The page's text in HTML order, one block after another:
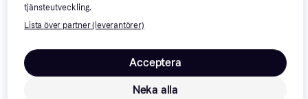
SanDisk Extreme
microSDXC Class
A2 190/90MB/s
128GB +SD
Adapter
Pro microSDXC
U3 V30 A2
200/90MB/s
128GB
200/90MB/s
tjänsteutveckling.
Lista över partner (leverantörer)
Neka alla
Acceptera